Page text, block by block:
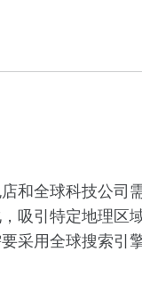
和全球科技公司
吸引特定地理区
采用全球搜索引